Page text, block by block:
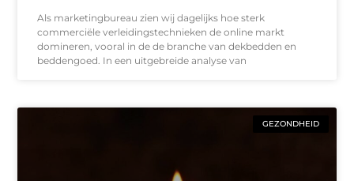
Als marketingbureau zien wij dagelijks hoe sterk
commerciële verleidingstechnieken de online markt
domineren, vooral in de de branche van dekbedden en
beddengoed. In een uitgebreide analyse van
GEZONDHEID